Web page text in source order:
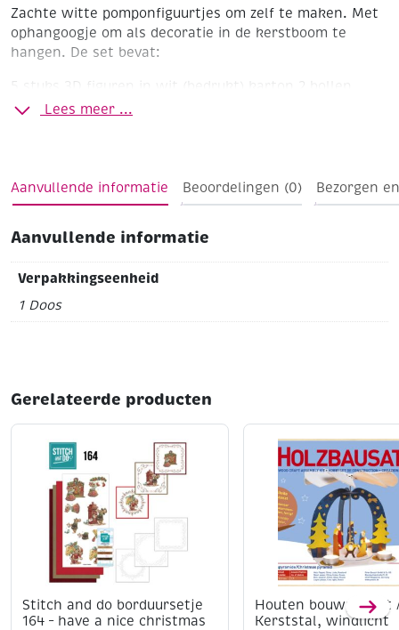
Zachte witte pomponfiguurtjes om zelf te maken. Met
ophangoogje om als decoratie in de kerstboom te
hangen. De set bevat:
5 stuks 3D figuren in wit (bedrukt) karton
2 bollen
witte wol 2 halve ringen om pompons mee te maken
Lees meer ...
Aanvullende informatie Beoordelingen (0) Bezorgen
Aanvullende informatie
Verpakkingseenheid
1 Doos
Gerelateerde producten
Stitch and do borduursetje
164 – have a nice christmas
Houten bouwpakket
Kerststal, windlicht